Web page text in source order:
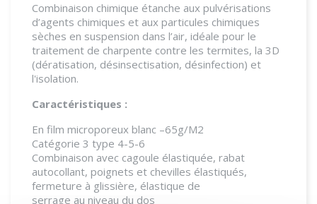
Combinaison chimique étanche aux pulvérisations
d’agents chimiques et aux particules chimiques
sèches en suspension dans l’air, idéale pour le
traitement de charpente contre les termites, la 3D
(dératisation, désinsectisation, désinfection) et
l'isolation.
Caractéristiques :
En film microporeux blanc –65g/M2
Catégorie 3 type 4-5-6
Combinaison avec cagoule élastiquée, rabat
autocollant, poignets et chevilles élastiqués,
fermeture à glissière, élastique de
serrage au niveau du dos